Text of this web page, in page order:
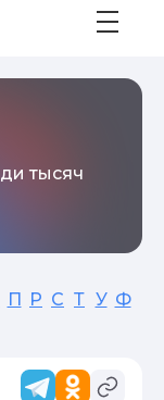
тысяч
П Р С Т У Ф